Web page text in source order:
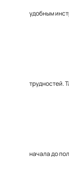
удобным
трудностей.
начала до